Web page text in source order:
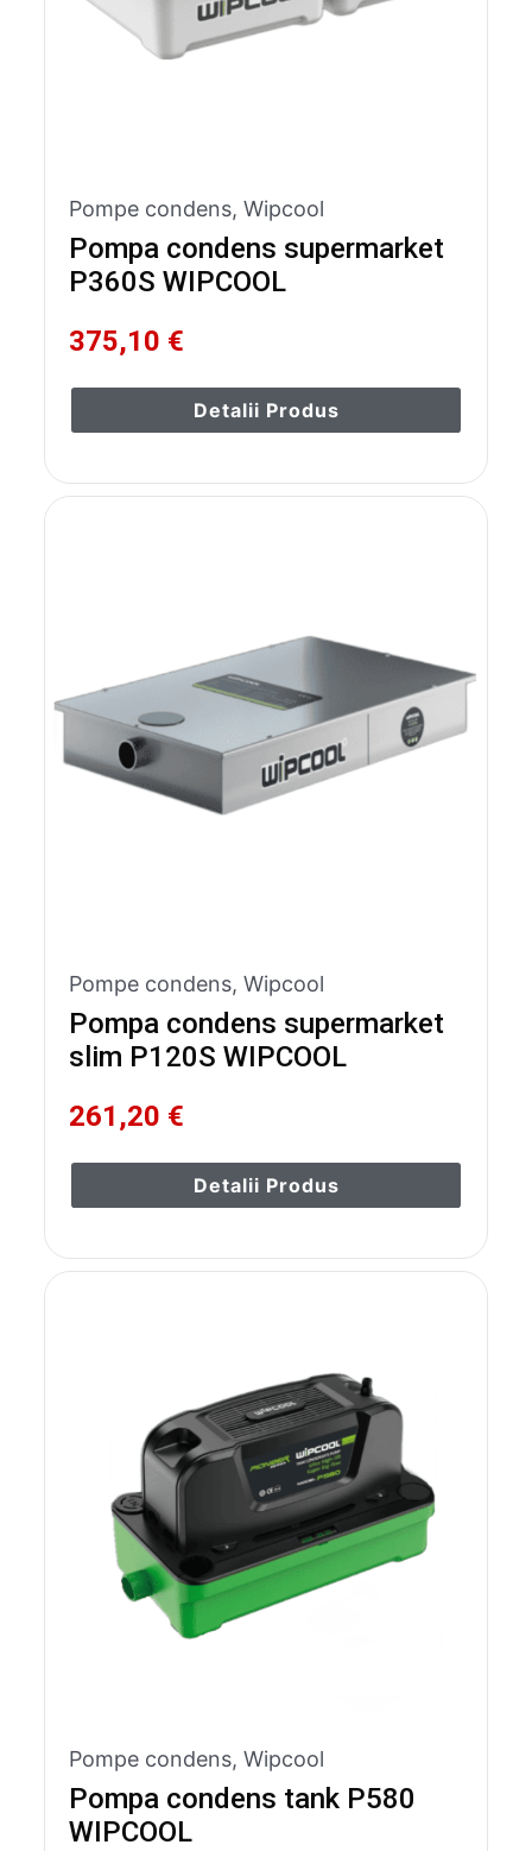
Pompe condens,Wipcool
Pompa condens supermarket
P360S WIPCOOL
375,10 €
Detalii Produs
Pompe condens,Wipcool
Pompa condens supermarket
slim P120S WIPCOOL
261,20 €
Detalii Produs
Pompe condens,Wipcool
Pompa condens tank P580
WIPCOOL